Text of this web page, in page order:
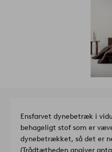
Ensfarvet dynebetræk i
behageligt stof som er
dynebetrækket, så det er
(Trådtætheden angiver